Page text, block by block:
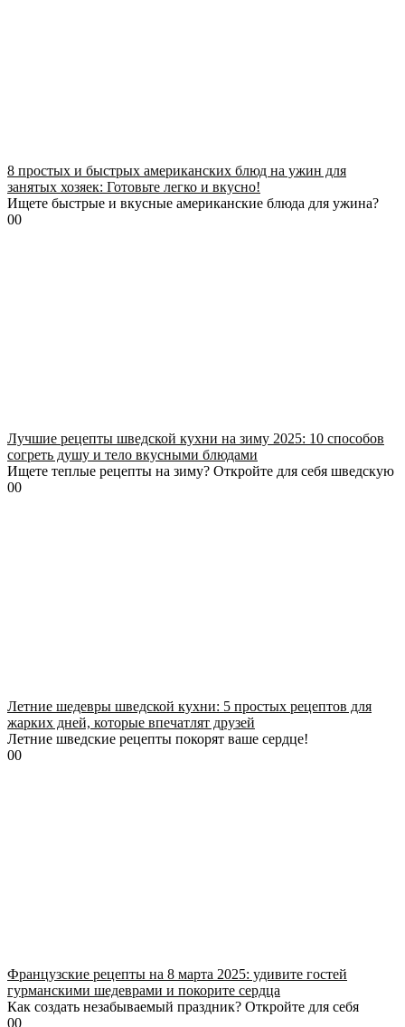
8 простых и быстрых американских блюд на ужин для
занятых хозяек: Готовьте легко и вкусно!
Ищете быстрые и вкусные американские блюда для ужина?
00
Лучшие рецепты шведской кухни на зиму 2025: 10 способов
согреть душу и тело вкусными блюдами
Ищете теплые рецепты на зиму? Откройте для себя шведскую
00
Летние шедевры шведской кухни: 5 простых рецептов для
жарких дней, которые впечатлят друзей
Летние шведские рецепты покорят ваше сердце!
00
Французские рецепты на 8 марта 2025: удивите гостей
гурманскими шедеврами и покорите сердца
Как создать незабываемый праздник? Откройте для себя
00